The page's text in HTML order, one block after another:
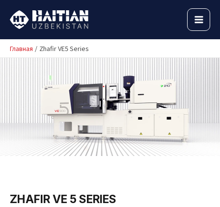
содержимому
Главная Zhafir VE5 Series
ZHAFIR VE 5 SERIES